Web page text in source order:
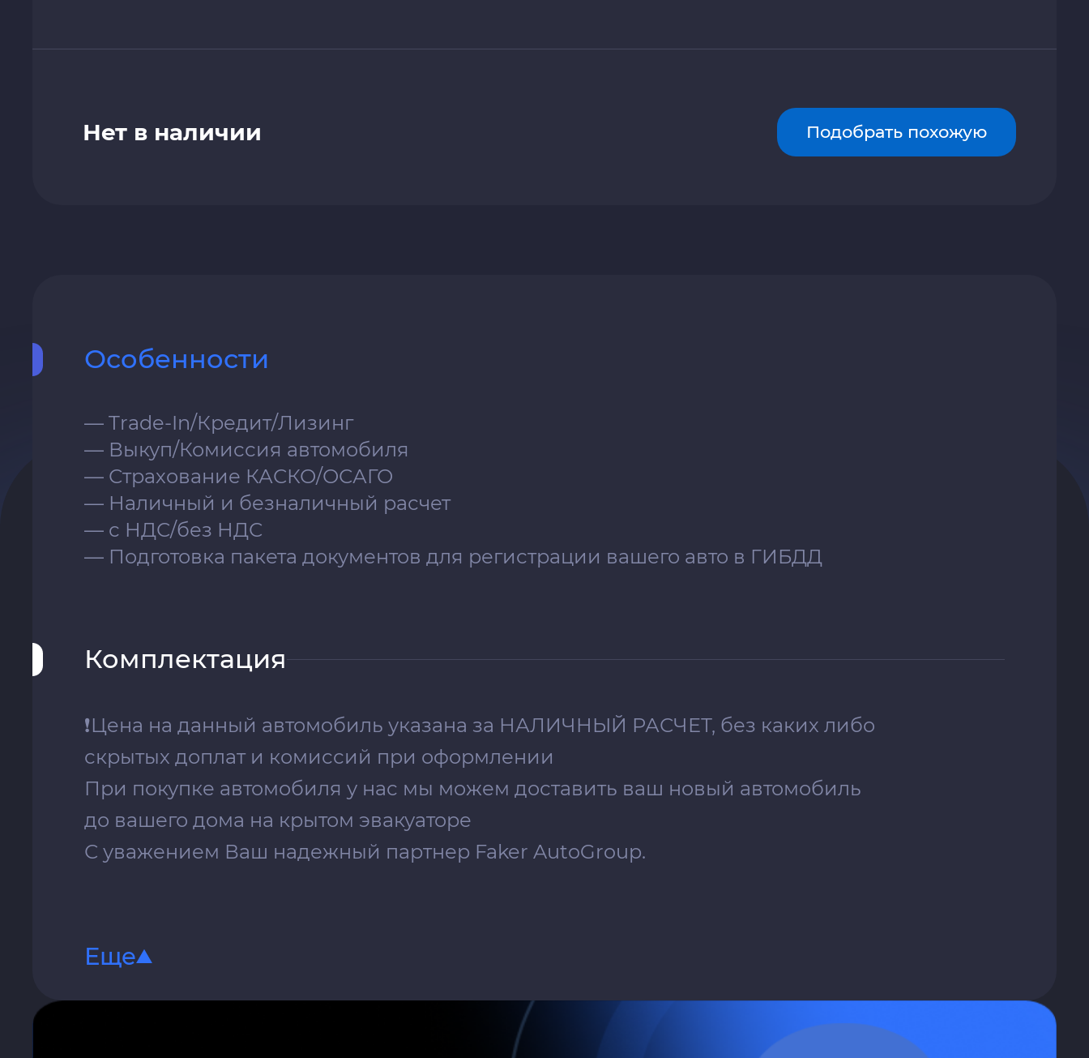
Нет в наличии Подобрать похожую
Особенности
— Trade-In⁣⁣/Кредит/Лизинг
— Выкуп/Комиссия автомобиля⁣⁣
— Страхование КАСКО/ОСАГО⁣⁣
— Наличный и безналичный расчет
— с НДС/без НДС
— Подготовка пакета документов для регистрации вашего авто в ГИБДД
Комплектация
❗️Цeна на данный автомoбиль указана зa НАЛИЧНЫЙ РАСЧЕТ, без каких либо
скрытых доплат и комиссий при оформлении
При покупке автомобиля у нас мы можем доставить ваш новый автомобиль
до вашего дома на крытом эвакуаторе
С уважением Ваш надежный партнер Faker AutoGroup.
Еще